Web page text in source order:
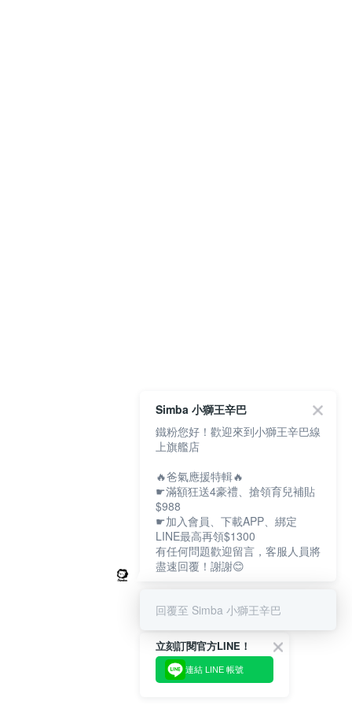
立刻訂閱官方LINE！
連結 LINE 帳號
Simba 小獅王辛巴
鐵粉您好！歡迎來到小獅王辛巴線
上旗艦店
🔥爸氣應援特輯🔥
☛滿額狂送4豪禮、搶領育兒補貼
$988
☛加入會員、下載APP、綁定
LINE最高再領$1300
有任何問題歡迎留言，客服人員將
盡速回覆！謝謝😊
回覆至 Simba 小獅王辛巴